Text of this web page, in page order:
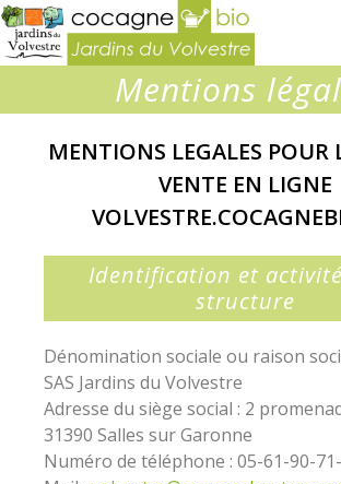
du
Volvestre
Mentions
MENTIONS LEGALES POUR
VENTE EN LIGNE
Identification et
structure
Dénomination sociale ou raison
SAS Jardins du Volvestre
Adresse du siège social : 2
31390 Salles sur Garonne
Numéro de téléphone : 05-61-90-